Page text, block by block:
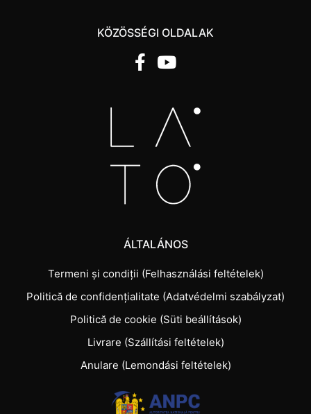
KÖZÖSSÉGI OLDALAK
ÁLTALÁNOS
Termeni și condiții (Felhasználási feltételek)
Politică de confidențialitate (Adatvédelmi szabályzat)
Politică de cookie (Süti beállítások)
Livrare (Szállítási feltételek)
Anulare (Lemondási feltételek)